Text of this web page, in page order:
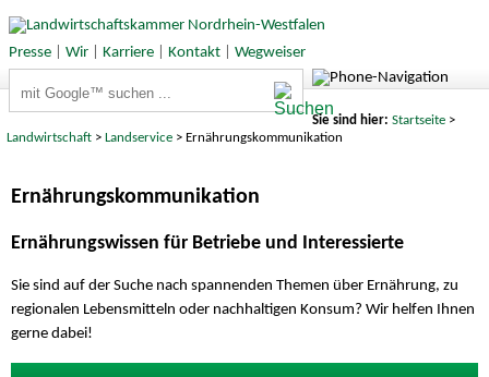
Presse| Wir| Karriere| Kontakt| Wegweiser
Sie sind hier: Startseite>
Landwirtschaft >Landservice > Ernährungskommunikation
Ernährungskommunikation
Ernährungswissen für Betriebe und Interessierte
Sie sind auf der Suche nach spannenden Themen über Ernährung, zu
regionalen Lebensmitteln oder nachhaltigen Konsum? Wir helfen Ihnen
gerne dabei!